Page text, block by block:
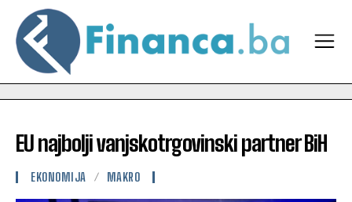
EU najbolji vanjskotrgovinski partner BiH
EKONOMIJA MAKRO